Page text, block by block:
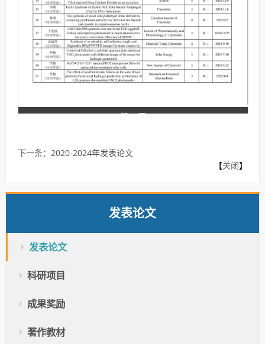
第 2 页
下一条： 2020-2024年发表论文
【关闭】
发表论文
发表论文
科研项目
成果奖励
著作教材